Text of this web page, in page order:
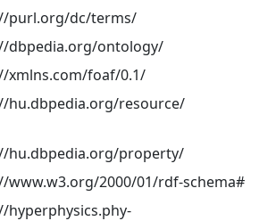
purl.org/dc/terms/
dbpedia.org/ontology/
xmlns.com/foaf/0.1/
hu.dbpedia.org/resource/
hu.dbpedia.org/property/
www.w3.org/2000/01/rdf-schema#
hyperphysics.phy-